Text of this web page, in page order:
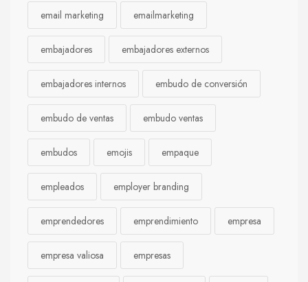
email marketing emailmarketing
embajadores embajadores externos
embajadores internos embudo de conversión
embudo de ventas embudo ventas
embudos emojis empaque
empleados employer branding
emprendedores emprendimiento empresa
empresa valiosa empresas